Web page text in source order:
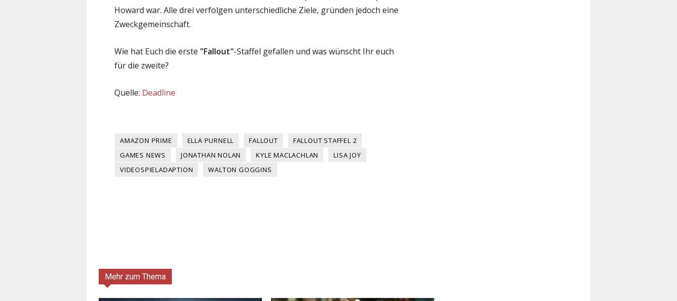
Howard war. Alle drei verfolgen unterschiedliche Ziele, gründen jedoch eine
Zweckgemeinschaft.
Wie hat Euch die erste "Fallout"-Staffel gefallen und was wünscht Ihr euch
für die zweite?
Quelle: Deadline
AMAZON PRIME ELLA PURNELL FALLOUT
FALLOUT STAFFEL 2
GAMES NEWS
JONATHAN NOLAN KYLE MACLACHLAN
LISA JOY
VIDEOSPIELADAPTION
WALTON GOGGINS
Mehr zum Thema